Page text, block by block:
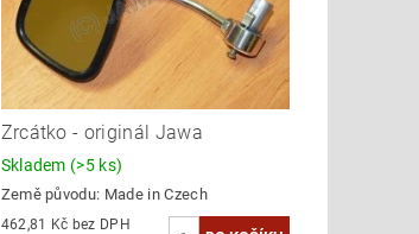
Zrcátko - originál Jawa
Skladem (>5 ks)
Země původu: Made in Czech
462,81 Kč bez DPH